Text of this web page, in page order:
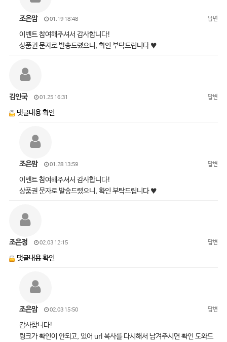
조은맘 01.19 18:48 답변
이벤트 참여해주셔서 감사합니다!
상품권 문자로 발송드렸으니, 확인 부탁드립니다 ♥
김인국 01.25 16:31 답변
댓글내용 확인
조은맘 01.28 13:59 답변
이벤트 참여해주셔서 감사합니다!
상품권 문자로 발송드렸으니, 확인 부탁드립니다 ♥
조은정 02.03 12:15 답변
댓글내용 확인
조은맘 02.03 15:50 답변
감사합니다!
링크가 확인이 안되고, 있어 url 복사를 다시해서 남겨주시면 확인 도와드